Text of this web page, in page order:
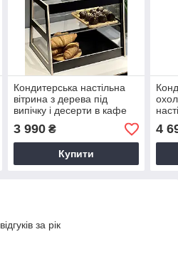
Кондитерська настільна
вітрина з дерева під
випічку і десерти в кафе
кав'ярню для
кондитерських виробів
3 990₴
Купити
4
за рік